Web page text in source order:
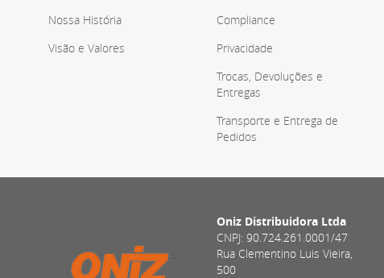
Nossa História
Visão e Valores
Compliance
Privacidade
Trocas, Devoluções e
Entregas
Transporte e Entrega de
Pedidos
Oniz Distribuidora Ltda
CNPJ: 90.724.261.0001/47
Rua Clementino Luis Vieira,
500